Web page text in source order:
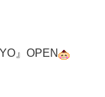
』OPEN